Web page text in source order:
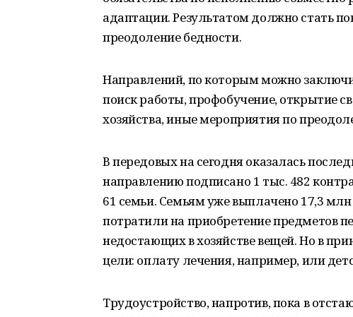
адаптации. Результатом должно стать
преодоление бедности.
Направлений, по которым можно
поиск работы, профобучение, открытие
хозяйства, иные мероприятия по
В передовых на сегодня оказалась
направлению подписано 1 тыс. 482
61 семьи. Семьям уже выплачено 17,3
потратили на приобретение предметов
недостающих в хозяйстве вещей. Но в
цели: оплату лечения, например, или
Трудоустройство, напротив, пока в